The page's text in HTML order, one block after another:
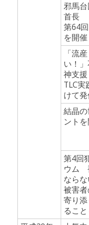
邪馬
首長
第64
を開催
「流
い！
神支援
TLC
けて
結晶
ント
第4回
ウム
なら
被害
寄り
ること